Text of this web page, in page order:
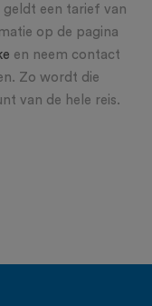
geldt een tarief van
op de pagina
en neem contact
Zo wordt die
van de hele reis.